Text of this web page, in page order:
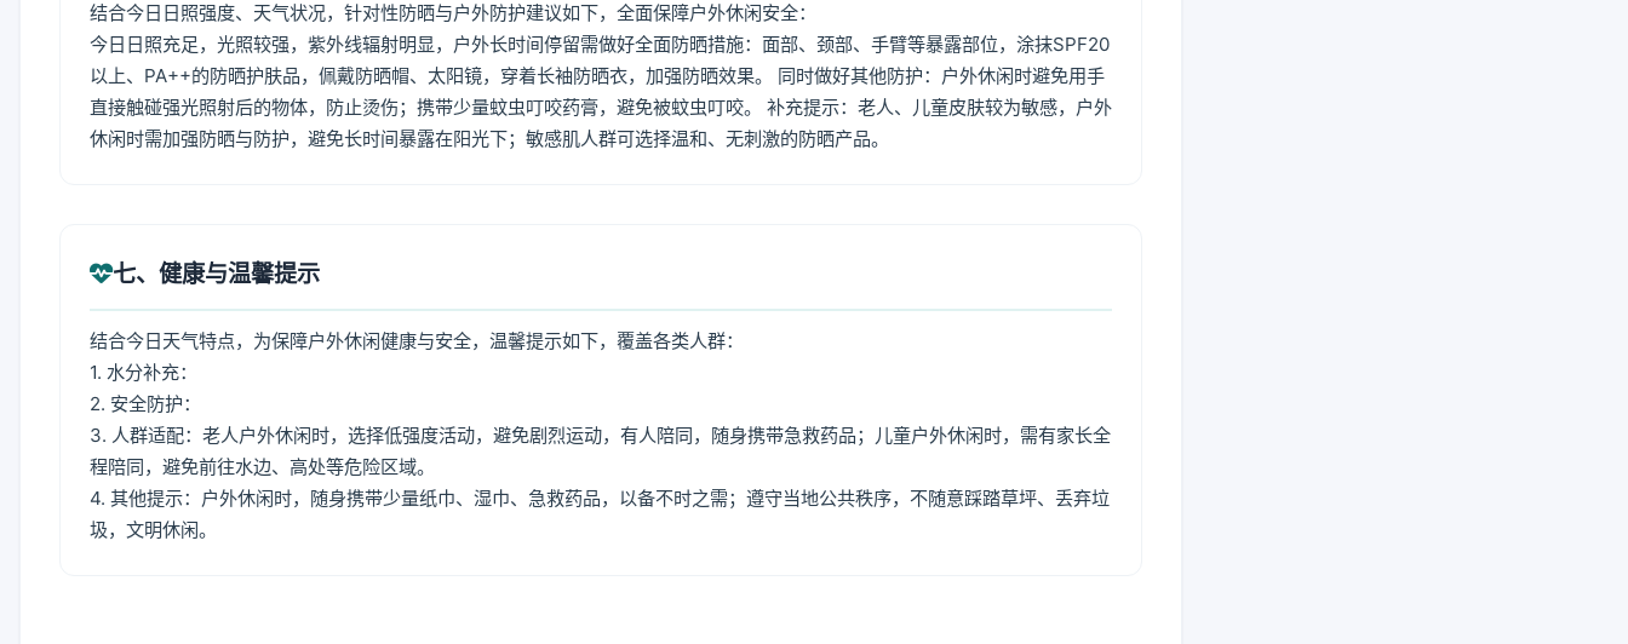
结合今日日照强度、天气状况，针对性防晒与户外防护建议如下，全面保障户外休闲安全：
今日日照充足，光照较强，紫外线辐射明显，户外长时间停留需做好全面防晒措施：面部、颈部、手臂等暴露部位，涂抹SPF20
以上、PA++的防晒护肤品，佩戴防晒帽、太阳镜，穿着长袖防晒衣，加强防晒效果。 同时做好其他防护：户外休闲时避免用手
直接触碰强光照射后的物体，防止烫伤；携带少量蚊虫叮咬药膏，避免被蚊虫叮咬。 补充提示：老人、儿童皮肤较为敏感，户外
休闲时需加强防晒与防护，避免长时间暴露在阳光下；敏感肌人群可选择温和、无刺激的防晒产品。
七、健康与温馨提示
结合今日天气特点，为保障户外休闲健康与安全，温馨提示如下，覆盖各类人群：
1. 水分补充：
2. 安全防护：
3. 人群适配：老人户外休闲时，选择低强度活动，避免剧烈运动，有人陪同，随身携带急救药品；儿童户外休闲时，需有家长全
程陪同，避免前往水边、高处等危险区域。
4. 其他提示：户外休闲时，随身携带少量纸巾、湿巾、急救药品，以备不时之需；遵守当地公共秩序，不随意踩踏草坪、丢弃垃
圾，文明休闲。